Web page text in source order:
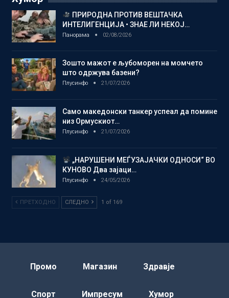
ПРИРОДНА ПРОТИВ ВЕШТАЧКА
ИНТЕЛИГЕНЦИЈА • ЗНАЕ ЛИ НЕКОЈ…
Панорама 02/08/2026
Зошто мажот е љубоморен на момчето
што одржува базени?
Плусинфо 21/07/2026
Само македонски танкер успеал да помине
низ Ормускиот…
Плусинфо 21/07/2026
„НАРУШЕНИ МЕЃУЗАЈАЧКИ ОДНОСИ“ ВО
КУНОВО Два зајаци…
Плусинфо 24/05/2026
ПРЕТХОДНО СЛЕДНО 1 of 169
Промо Магазин Здравје
Спорт Импресум Хумор